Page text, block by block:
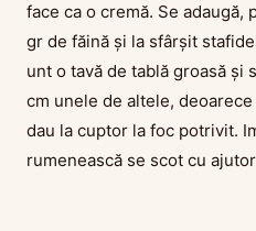
face ca o cremă. Se adaugă,
gr de făină și la sfârșit
unt o tavă de tablă groasă și
cm unele de altele,
dau la cuptor la foc potrivit.
rumenească se scot cu